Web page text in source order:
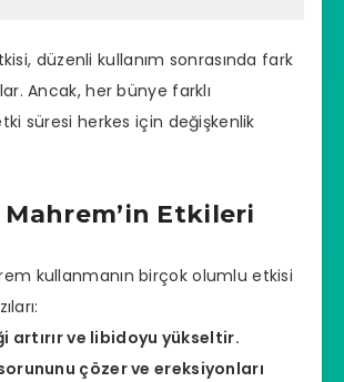
düzenli kullanım sonrasında fark
Ancak, her bünye farklı
süresi herkes için değişkenlik
Etkileri
kullanmanın birçok olumlu etkisi
artırır ve libidoyu yükseltir.
çözer ve ereksiyonları